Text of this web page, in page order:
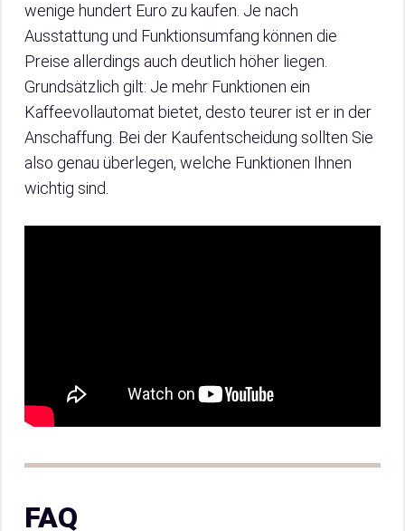
wenige hundert Euro zu kaufen. Je nach
Ausstattung und Funktionsumfang können die
Preise allerdings auch deutlich höher liegen.
Grundsätzlich gilt: Je mehr Funktionen ein
Kaffeevollautomat bietet, desto teurer ist er in der
Anschaffung. Bei der Kaufentscheidung sollten Sie
also genau überlegen, welche Funktionen Ihnen
wichtig sind.
FAQ